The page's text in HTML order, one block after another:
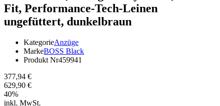
Fit, Performance-Tech-Leinen
ungefüttert, dunkelbraun
KategorieAnzüge
MarkeBOSS Black
Produkt Nr459941
377,94 €
629,90 €
40%
inkl. MwSt.